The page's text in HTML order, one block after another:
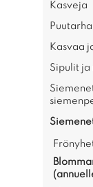
Kasveja
Puutarha
Kasvaa
Sipulit ja